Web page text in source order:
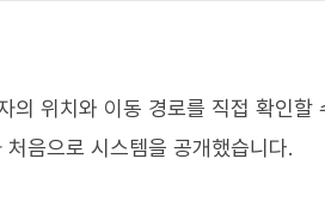
의 위치와 이동 경로를 직접 확인할
음으로 시스템을 공개했습니다.